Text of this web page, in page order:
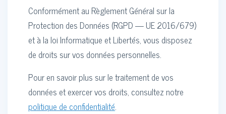
Conformément au Règlement Général sur la
Protection des Données (RGPD — UE 2016/679)
et à la loi Informatique et Libertés, vous disposez
de droits sur vos données personnelles.
Pour en savoir plus sur le traitement de vos
données et exercer vos droits, consultez notre
politique de confidentialité.